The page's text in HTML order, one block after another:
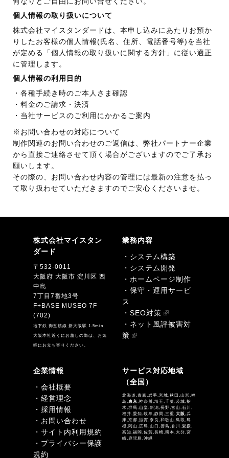
個人情報の取り扱いについて
株式会社マイスタンダードは、本申し込みにあたりお預か
りしたお客様の個人情報(氏名、住所、電話番号等)を当社
が定める「個人情報の取り扱いに関する方針」に従い適正
に管理します。
個人情報の利用目的
・各種手続き時のご本人さま確認
・料金のご請求・決済
・当社サービスのご利用にかかるご案内
※お問い合わせの対応について
制作関連のお問い合わせのご返信は、弊社パートナー企業
から直接ご連絡させて頂く場合がございますのでご了承お
願いします。
その際の、お問い合わせ内容の管理には最新の注意を払っ
て取り扱わせていただきますのでご安心くださいませ。
株式会社マイスタン
ダード
〒532-0011
大阪府 大阪市 淀川区 西
中島
7丁目7番地3号
F+BASE MUSEO 7F
(702)
地下鉄 御堂筋線 新大阪駅 1.5min
大阪本社近くにお越しの際は、お気
軽にお立ち寄りください。
業務内容
・システム構築
・システム開発
・ホームページ制作
・保守・運用サービ
ス
・SEO対策
・ネット風評被害対
策
企業情報
・会社概要
・経営理念
・採用情報
・お問い合わせ
・サイト内利用規約
・プライバシー保護
規約
サービス対応地域
（全国）
北海道,青森,岩手,宮城,秋田,山形,福
島,東京,神奈川,埼玉,千葉,茨城,栃
木,群馬,山梨,新潟,長野,富山,石川,
福井,愛知,岐阜,静岡,三重,大阪,兵
庫,京都,滋賀,奈良,和歌山,鳥取,島
根,岡山,広島,山口,徳島,香川,愛媛,
高知,福岡,佐賀,長崎,熊本,大分,宮
崎,鹿児島,沖縄